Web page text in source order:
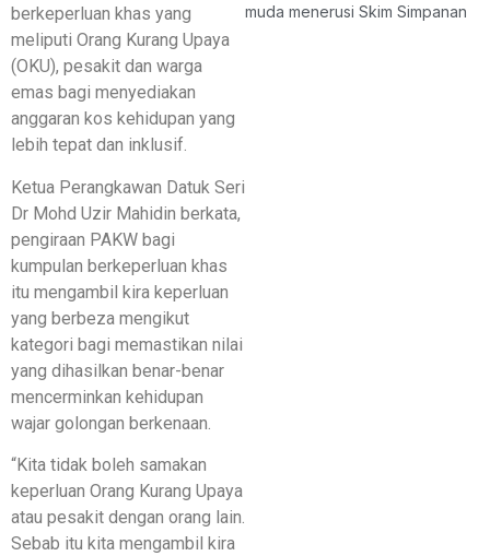
berkeperluan khas yang
meliputi Orang Kurang Upaya
(OKU), pesakit dan warga
emas bagi menyediakan
anggaran kos kehidupan yang
lebih tepat dan inklusif.
Ketua Perangkawan Datuk Seri
Dr Mohd Uzir Mahidin berkata,
pengiraan PAKW bagi
kumpulan berkeperluan khas
itu mengambil kira keperluan
yang berbeza mengikut
kategori bagi memastikan nilai
yang dihasilkan benar-benar
mencerminkan kehidupan
wajar golongan berkenaan.
“Kita tidak boleh samakan
keperluan Orang Kurang Upaya
atau pesakit dengan orang lain.
Sebab itu kita mengambil kira
muda menerusi Skim Simpanan